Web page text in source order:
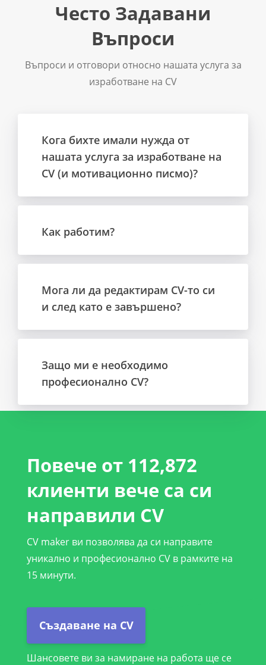
Често Задавани
Въпроси
Въпроси и отговори относно нашата услуга за
изработване на CV
Кога бихте имали нужда от
нашата услуга за изработване на
CV (и мотивационно писмо)?
Как работим?
Мога ли да редактирам CV-то си
и след като е завършено?
Защо ми е необходимо
професионално CV?
Повече от 112,872
клиенти вече са си
направили CV
CV maker ви позволява да си направите
уникално и професионално CV в рамките на
15 минути.
Създаване на CV
Шансовете ви за намиране на работа ще се